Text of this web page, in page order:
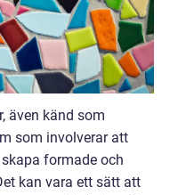
även känd som
som involverar att
formade och
kan vara ett sätt att